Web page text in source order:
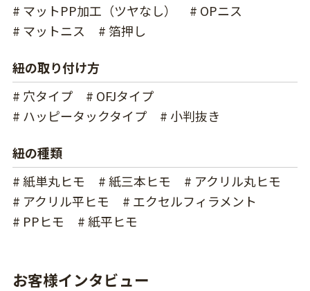
# マットPP加工（ツヤなし）
# OPニス
# マットニス
# 箔押し
紐の取り付け方
# 穴タイプ
# OFJタイプ
# ハッピータックタイプ
# 小判抜き
紐の種類
# 紙単丸ヒモ
# 紙三本ヒモ
# アクリル丸ヒモ
# アクリル平ヒモ
# エクセルフィラメント
# PPヒモ
# 紙平ヒモ
お客様インタビュー